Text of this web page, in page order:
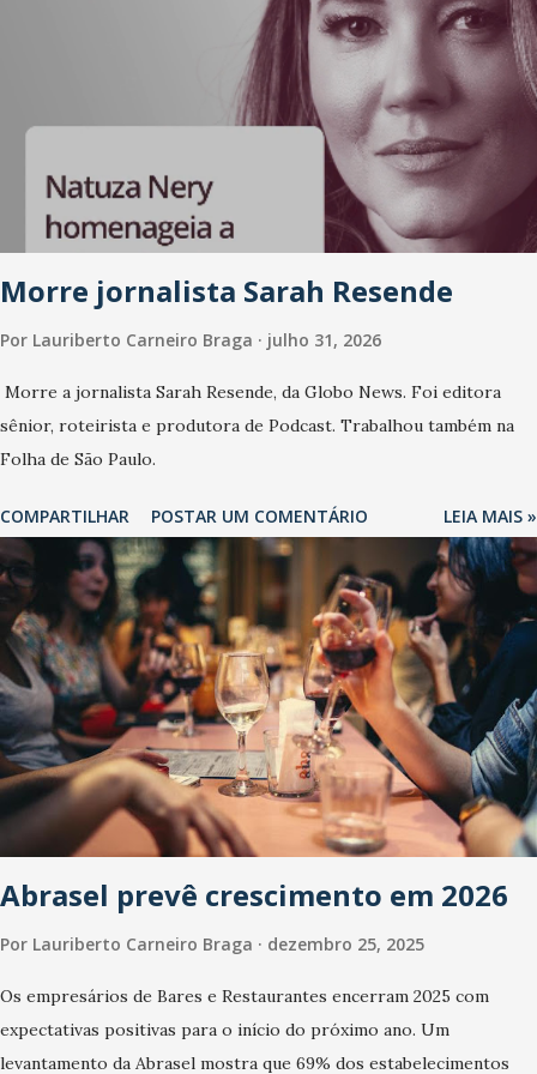
Morre jornalista Sarah Resende
Por Lauriberto Carneiro Braga julho 31, 2026
Morre a jornalista Sarah Resende, da Globo News. Foi editora
sênior, roteirista e produtora de Podcast. Trabalhou também na
Folha de São Paulo.
COMPARTILHAR POSTAR UM COMENTÁRIO LEIA MAIS »
Abrasel prevê crescimento em 2026
Por Lauriberto Carneiro Braga dezembro 25, 2025
Os empresários de Bares e Restaurantes encerram 2025 com
expectativas positivas para o início do próximo ano. Um
levantamento da Abrasel mostra que 69% dos estabelecimentos